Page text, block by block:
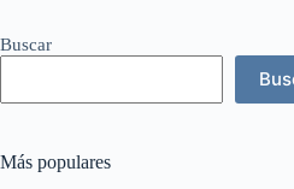
Buscar
Más populares